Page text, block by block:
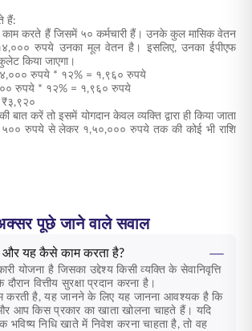
हैं:
काम करते हैं जिसमें ५० कर्मचारी हैं। उनके कुल मासिक वेतन
रुपये उनका मूल वेतन है। इसलिए, उनका ईपीएफ
किया जाएगा।
१४,००० रुपये * १२% = १,९६० रुपये
रुपये * १२% = १,९६० रुपये
₹३,९२०
बात करें तो इसमें योगदान केवल व्यक्ति द्वारा ही किया जाता
५०० रुपये से लेकर १,५०,००० रुपये तक की कोई भी राशि
पूछे जाने वाले सवाल
और यह कैसे काम करता है?
योजना है जिसका उद्देश्य किसी व्यक्ति के सेवानिवृत्ति
दौरान वित्तीय सुरक्षा प्रदान करना है।
करती है, यह जानने के लिए यह जानना आवश्यक है कि
आप किस प्रकार का खाता खोलना चाहते हैं। यदि
भविष्य निधि खाते में निवेश करना चाहता है, तो वह